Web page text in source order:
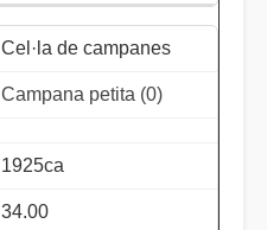
Cel·la de campanes
Campana petita (0)
1925ca
34.00